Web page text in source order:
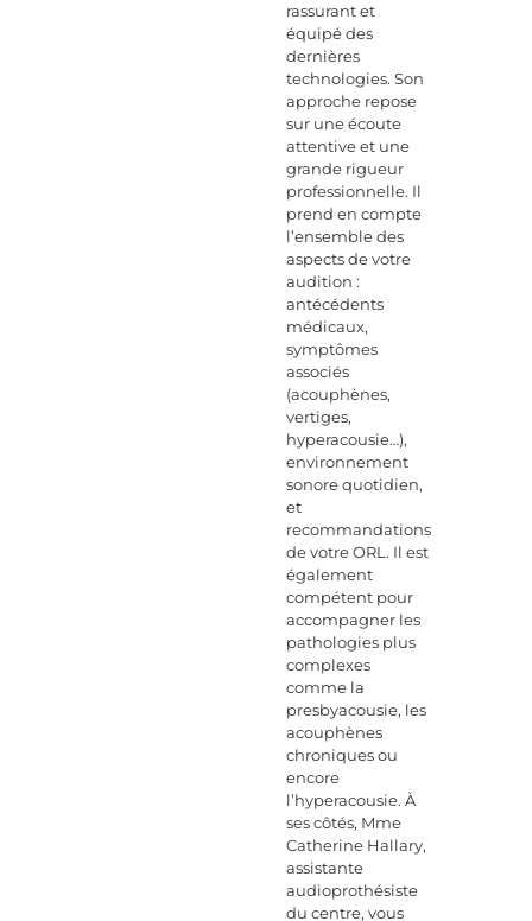
rassurant et
équipé des
dernières
technologies. Son
approche repose
sur une écoute
attentive et une
grande rigueur
professionnelle. Il
prend en compte
l’ensemble des
aspects de votre
audition :
antécédents
médicaux,
symptômes
associés
(acouphènes,
vertiges,
hyperacousie…),
environnement
sonore quotidien,
et
recommandations
de votre ORL. Il est
également
compétent pour
accompagner les
pathologies plus
complexes
comme la
presbyacousie, les
acouphènes
chroniques ou
encore
l’hyperacousie. À
ses côtés, Mme
Catherine Hallary,
assistante
audioprothésiste
du centre, vous